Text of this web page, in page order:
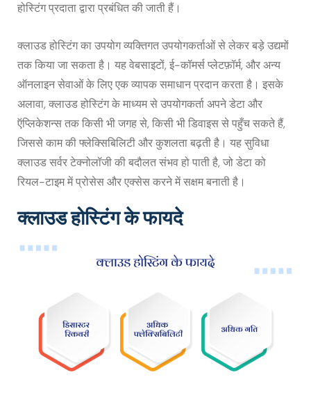
होस्टिंग प्रदाता द्वारा प्रबंधित की जाती हैं।
क्लाउड होस्टिंग का उपयोग व्यक्तिगत उपयोगकर्ताओं से लेकर बड़े उद्यमों
तक किया जा सकता है। यह वेबसाइटों, ई-कॉमर्स प्लेटफ़ॉर्म, और अन्य
ऑनलाइन सेवाओं के लिए एक व्यापक समाधान प्रदान करता है। इसके
अलावा, क्लाउड होस्टिंग के माध्यम से उपयोगकर्ता अपने डेटा और
ऍप्लिकेशन्स तक किसी भी जगह से, किसी भी डिवाइस से पहुँच सकते हैं,
जिससे काम की फ्लेक्सिबिलिटी और कुशलता बढ़ती है। यह सुविधा
क्लाउड सर्वर टेक्नोलॉजी की बदौलत संभव हो पाती है, जो डेटा को
रियल-टाइम में प्रोसेस और एक्सेस करने में सक्षम बनाती है।
क्लाउड होस्टिंग के फायदे